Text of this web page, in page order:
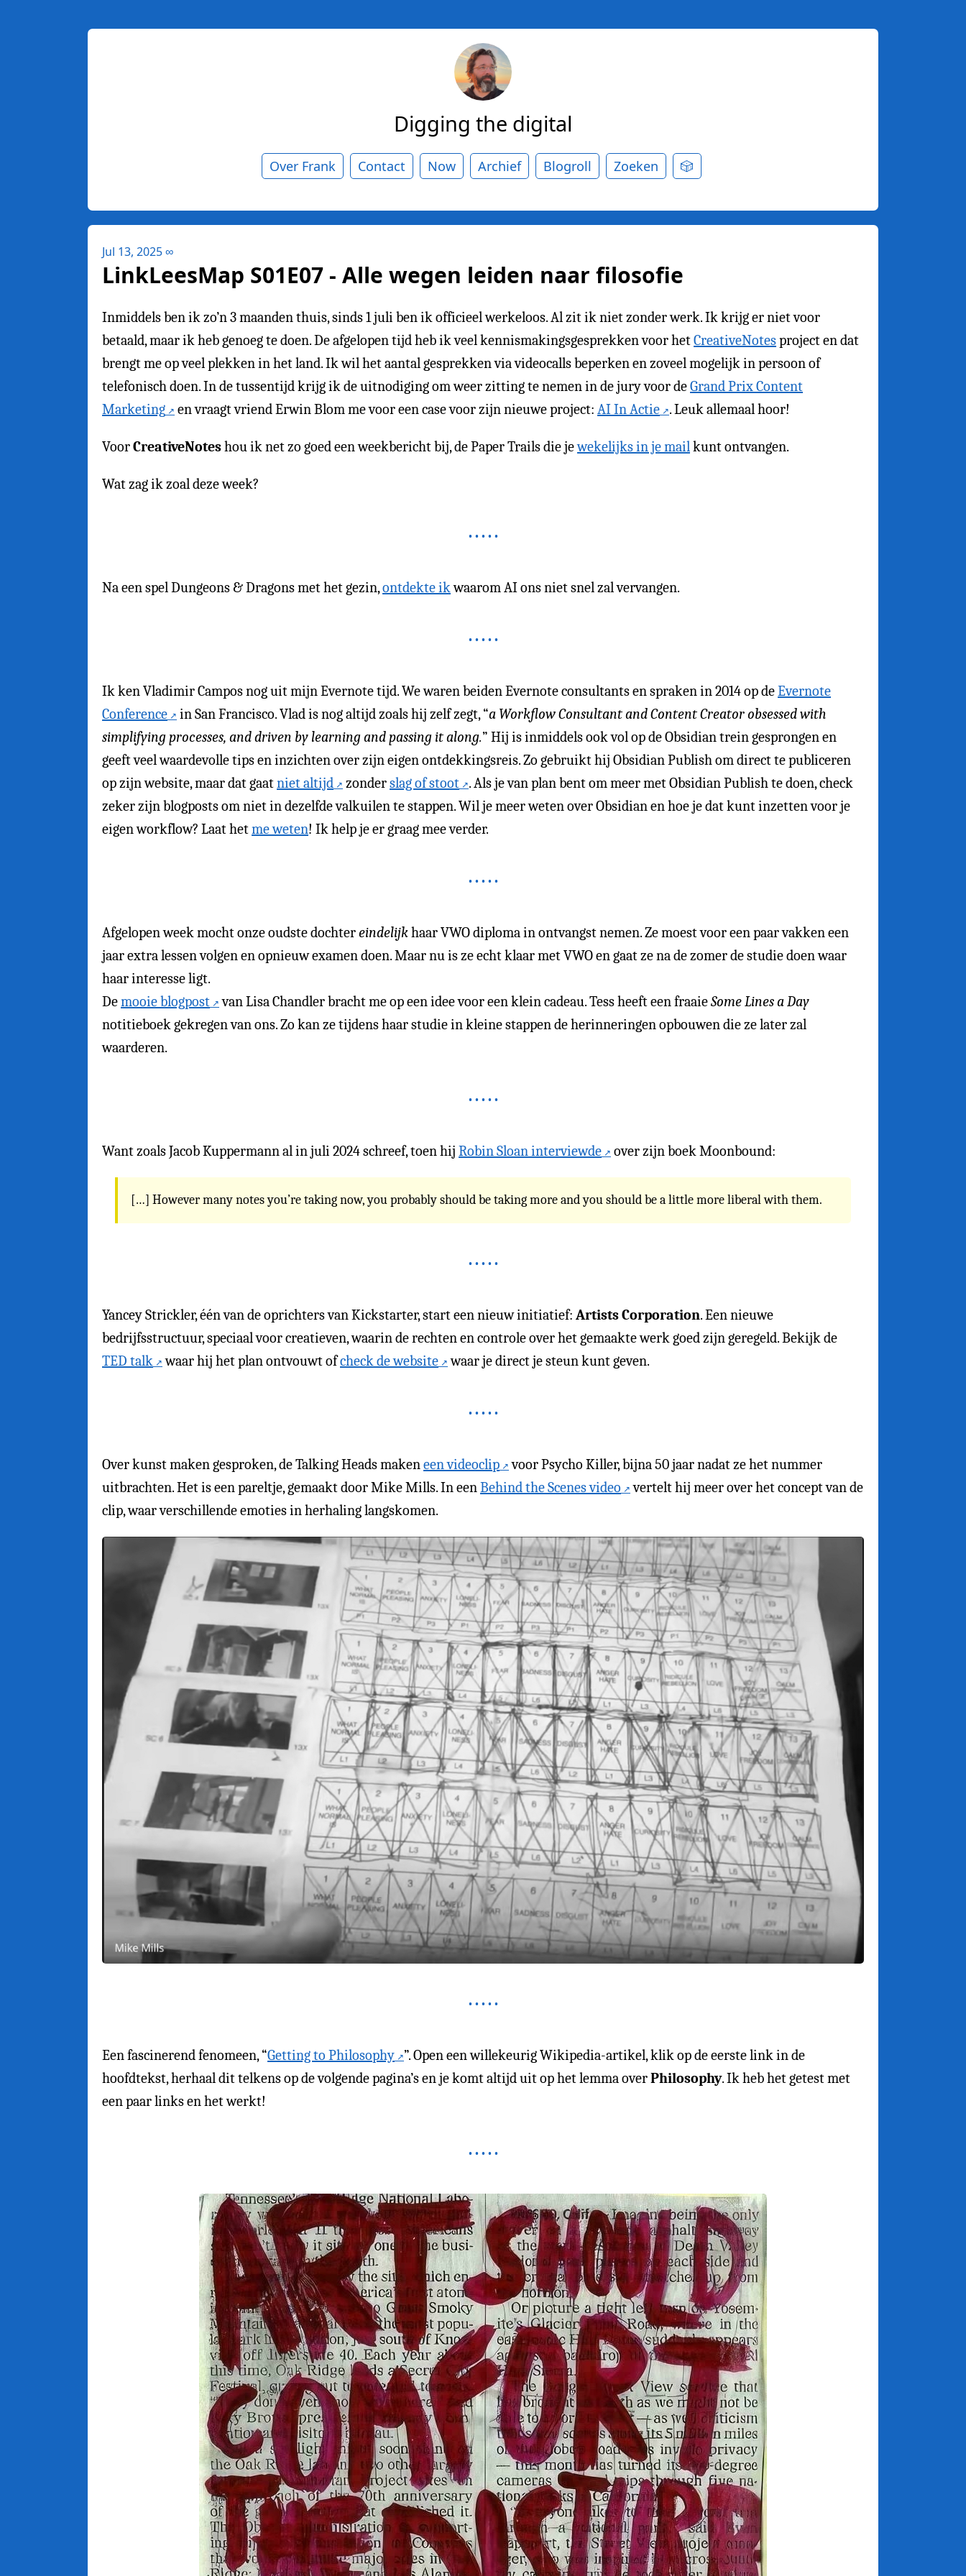
Digging the digital
Over Frank Contact Now Archief Blogroll Zoeken 🎲
Jul 13, 2025∞
LinkLeesMap S01E07 - Alle wegen leiden naar filosofie
Inmiddels ben ik zo’n 3 maanden thuis, sinds 1 juli ben ik officieel werkeloos. Al zit ik niet zonder werk. Ik krijg er niet voor
betaald, maar ik heb genoeg te doen. De afgelopen tijd heb ik veel kennismakingsgesprekken voor hetCreativeNotesproject en dat
brengt me op veel plekken in het land. Ik wil het aantal gesprekken via videocalls beperken en zoveel mogelijk in persoon of
telefonisch doen. In de tussentijd krijg ik de uitnodiging om weer zitting te nemen in de jury voor deGrand Prix Content
Marketing
en vraagt vriend Erwin Blom me voor een case voor zijn nieuwe project: AI In Actie . Leuk allemaal hoor!
VoorCreativeNoteshou ik net zo goed een weekbericht bij, de Paper Trails die jewekelijks in je mailkunt ontvangen.
Wat zag ik zoal deze week?
Na een spel Dungeons & Dragons met het gezin,ontdekte ikwaarom AI ons niet snel zal vervangen.
Ik ken Vladimir Campos nog uit mijn Evernote tijd. We waren beiden Evernote consultants en spraken in 2014 op deEvernote
Conference
in San Francisco. Vlad is nog altijd zoals hij zelf zegt, “a Workflow Consultant and Content Creator obsessed with
simplifying processes, and driven by learning and passing it along.” Hij is inmiddels ook vol op de Obsidian trein gesprongen en
geeft veel waardevolle tips en inzichten over zijn eigen ontdekkingsreis. Zo gebruikt hij Obsidian Publish om direct te publiceren
op zijn website, maar dat gaatniet altijd zonderslag of stoot
. Als je van plan bent om meer met Obsidian Publish te doen, check
zeker zijn blogposts om niet in dezelfde valkuilen te stappen. Wil je meer weten over Obsidian en hoe je dat kunt inzetten voor je
eigen workflow? Laat hetme weten! Ik help je er graag mee verder.
Afgelopen week mocht onze oudste dochtereindelijkhaar VWO diploma in ontvangst nemen. Ze moest voor een paar vakken een
jaar extra lessen volgen en opnieuw examen doen. Maar nu is ze echt klaar met VWO en gaat ze na de zomer de studie doen waar
haar interesse ligt.
Demooie blogpost van Lisa Chandler bracht me op een idee voor een klein cadeau. Tess heeft een fraaieSome Lines a Day
notitieboek gekregen van ons. Zo kan ze tijdens haar studie in kleine stappen de herinneringen opbouwen die ze later zal
waarderen.
Want zoals Jacob Kuppermann al in juli 2024 schreef, toen hij Robin Sloan interviewde over zijn boek Moonbound:
[…] However many notes you’re taking now, you probably should be taking more and you should be a little more liberal with them.
Yancey Strickler, één van de oprichters van Kickstarter, start een nieuw initiatief: Artists Corporation. Een nieuwe
bedrijfsstructuur, speciaal voor creatieven, waarin de rechten en controle over het gemaakte werk goed zijn geregeld. Bekijk de
TED talk
waar hij het plan ontvouwt ofcheck de website waar je direct je steun kunt geven.
Over kunst maken gesproken, de Talking Heads makeneen videoclip
voor Psycho Killer, bijna 50 jaar nadat ze het nummer
uitbrachten. Het is een pareltje, gemaakt door Mike Mills. In eenBehind the Scenes video
vertelt hij meer over het concept van de
clip, waar verschillende emoties in herhaling langskomen.
Een fascinerend fenomeen, “Getting to Philosophy ”. Open een willekeurig Wikipedia-artikel, klik op de eerste link in de
hoofdtekst, herhaal dit telkens op de volgende pagina’s en je komt altijd uit op het lemma overPhilosophy. Ik heb het getest met
een paar links en het werkt!